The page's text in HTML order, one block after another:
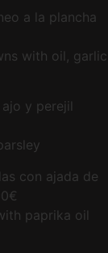
a la plancha
with oil, garlic
y perejil
con ajada de
paprika oil